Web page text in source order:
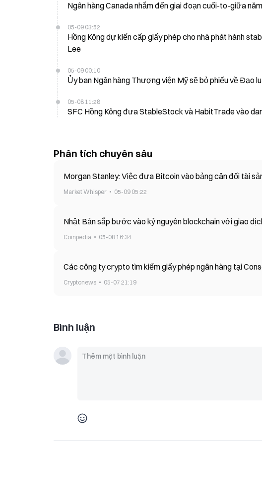
Ngân hàng Canada nhắm đến giai đoạn cuối-to-giữa
05-09 03:52
Hồng Kông dự kiến cấp giấy phép cho nhà phát hành
Lee
05-09 00:10
Ủy ban Ngân hàng Thượng viện Mỹ sẽ bỏ phiếu về Đạo
05-08 11:28
SFC Hồng Kông đưa StableStock và HabitTrade vào
Phân tích chuyên sâu
Morgan Stanley: Việc đưa Bitcoin vào bảng cân đối tài
Market Whisper 05-09 05:22
Nhật Bản sắp bước vào kỷ nguyên blockchain với giao
Coinpedia 05-08 16:34
Các công ty crypto tìm kiếm giấy phép ngân hàng tại
Cryptonews 05-07 21:19
Bình luận